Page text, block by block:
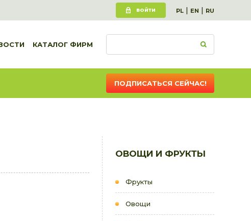
ВОЙТИ PL | EN | RU
КАТАЛОГ ФИРМ
ПОДПИСАТЬСЯ СЕЙЧАС!
ОВОЩИ И ФРУКТЫ
Фрукты
Овощи